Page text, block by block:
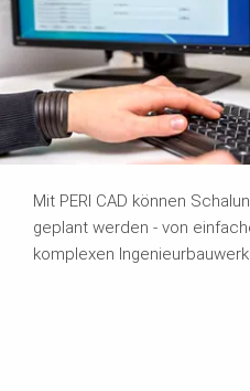
Mit PERI CAD können
geplant werden - von
komplexen